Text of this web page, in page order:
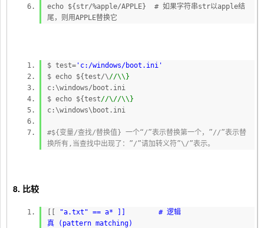
echo ${str/%apple/APPLE} # 如果字符串str以apple结
尾，则用APPLE替换它
$ test= 'c:/windows/boot.ini'
$ echo ${test/\//\\}
c:\windows/boot.ini
$ echo ${test//\//\\}
c:\windows\boot.ini
#${变量/查找/替换值} 一个“/”表示替换第一个，”//”表示替
换所有,当查找中出现了：”/”请加转义符”\/”表示。
8. 比较
"a.txt" == a* ]] # 逻辑
真 (pattern matching)